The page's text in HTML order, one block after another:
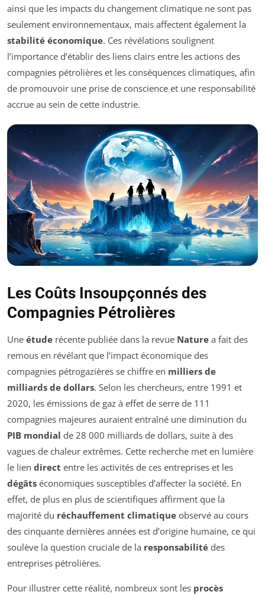
ainsi que les impacts du changement climatique ne sont pas
seulement environnementaux, mais affectent également la
stabilité économique. Ces révélations soulignent
l’importance d’établir des liens clairs entre les actions des
compagnies pétrolières et les conséquences climatiques, afin
de promouvoir une prise de conscience et une responsabilité
accrue au sein de cette industrie.
Les Coûts Insoupçonnés des
Compagnies Pétrolières
Une étude récente publiée dans la revue Nature a fait des
remous en révélant que l’impact économique des
compagnies pétrogazières se chiffre en milliers de
milliards de dollars. Selon les chercheurs, entre 1991 et
2020, les émissions de gaz à effet de serre de 111
compagnies majeures auraient entraîné une diminution du
PIB mondial de 28 000 milliards de dollars, suite à des
vagues de chaleur extrêmes. Cette recherche met en lumière
le lien direct entre les activités de ces entreprises et les
dégâts économiques susceptibles d’affecter la société. En
effet, de plus en plus de scientifiques affirment que la
majorité du réchauffement climatique observé au cours
des cinquante dernières années est d’origine humaine, ce qui
soulève la question cruciale de la responsabilité des
entreprises pétrolières.
Pour illustrer cette réalité, nombreux sont les procès